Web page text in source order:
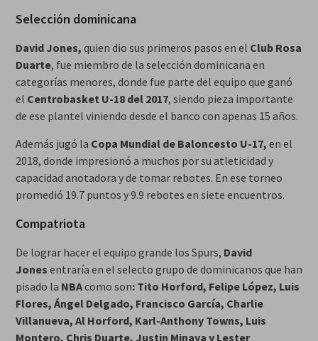
Selección dominicana
David Jones, quien dio sus primeros pasos en el Club Rosa
Duarte, fue miembro de la selección dominicana en
categorías menores, donde fue parte del equipo que ganó
el Centrobasket U-18 del 2017, siendo pieza importante
de ese plantel viniendo desde el banco con apenas 15 años.
Además jugó la Copa Mundial de Baloncesto U-17, en el
2018, donde impresionó a muchos por su atleticidad y
capacidad anotadora y de tomar rebotes. En ese torneo
promedió 19.7 puntos y 9.9 rebotes en siete encuentros.
Compatriota
De lograr hacer el equipo grande los Spurs, David
Jones entraría en el selecto grupo de dominicanos que han
pisado la NBAcomo son: Tito Horford, Felipe López, Luis
Flores, Ángel Delgado, Francisco García, Charlie
Villanueva, Al Horford, Karl-Anthony Towns, Luis
Montero, Chris Duarte, Justin Minaya y Lester